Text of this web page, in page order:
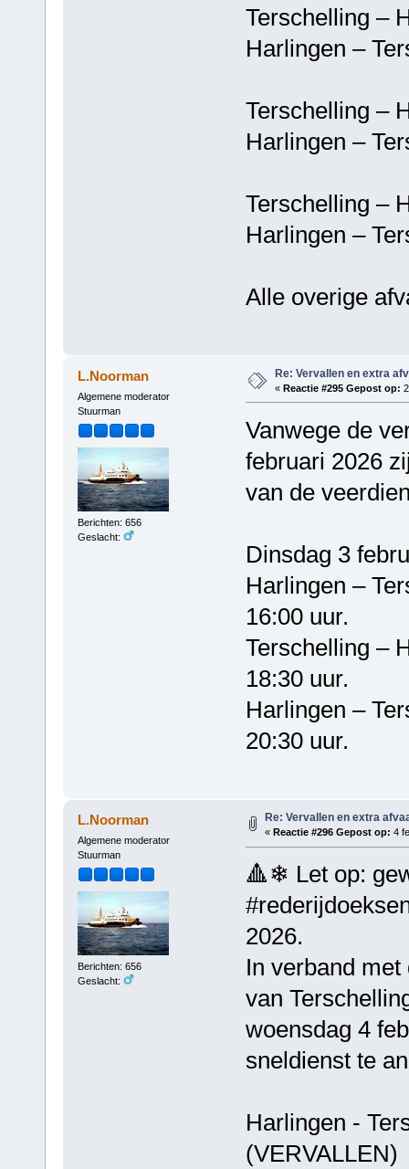
Terschelling
Harlingen –
Terschelling
Harlingen –
Terschelling
Harlingen –
Alle overige
L.Noorman
Algemene moderator
Stuurman
Berichten: 656
Geslacht:
Re: Vervallen en extra
« Reactie #295 Gepost op:
Vanwege de
februari 2026
van de
Dinsdag 3
Harlingen –
16:00 uur.
Terschelling
18:30 uur.
Harlingen –
20:30 uur.
L.Noorman
Algemene moderator
Stuurman
Berichten: 656
Geslacht:
Re: Vervallen en extra
« Reactie #296 Gepost op: 4
🔺❄ Let op:
2026.
In verband
van
woensdag 4
sneldienst te
Harlingen -
(VERVALLEN)